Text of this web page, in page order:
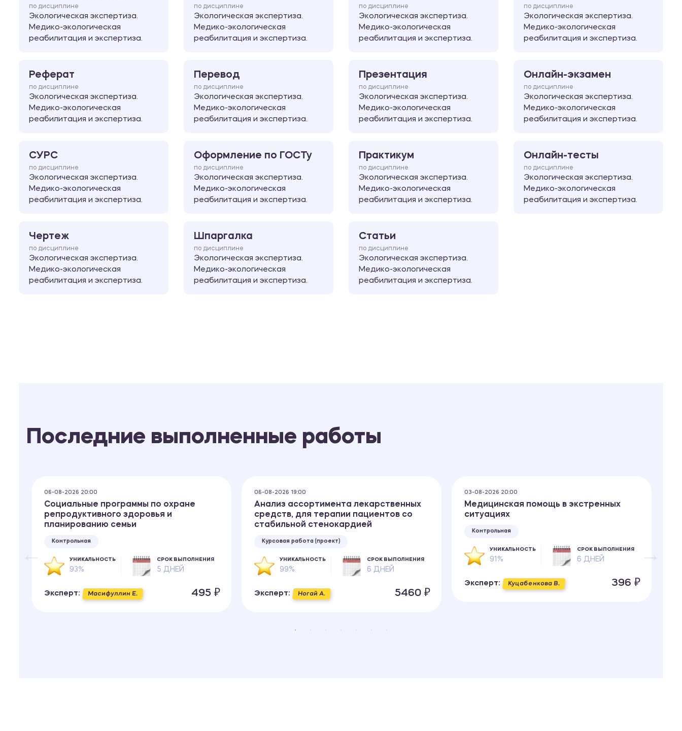
по дисциплине
Экологическая экспертиза.
Медико-экологическая
реабилитация и экспертиза.
по дисциплине
Экологическая экспертиза.
Медико-экологическая
реабилитация и экспертиза.
по дисциплине
Экологическая экспертиза.
Медико-экологическая
реабилитация и экспертиза.
по дисциплине
Экологическая экспертиза.
Медико-экологическая
реабилитация и экспертиза.
Реферат
по дисциплине
Экологическая экспертиза.
Медико-экологическая
реабилитация и экспертиза.
Перевод
по дисциплине
Экологическая экспертиза.
Медико-экологическая
реабилитация и экспертиза.
Презентация
по дисциплине
Экологическая экспертиза.
Медико-экологическая
реабилитация и экспертиза.
Онлайн-экзамен
по дисциплине
Экологическая экспертиза.
Медико-экологическая
реабилитация и экспертиза.
СУРС
по дисциплине
Экологическая экспертиза.
Медико-экологическая
реабилитация и экспертиза.
Оформление по ГОСТу
по дисциплине
Экологическая экспертиза.
Медико-экологическая
реабилитация и экспертиза.
Практикум
по дисциплине
Экологическая экспертиза.
Медико-экологическая
реабилитация и экспертиза.
Онлайн-тесты
по дисциплине
Экологическая экспертиза.
Медико-экологическая
реабилитация и экспертиза.
Чертеж
по дисциплине
Экологическая экспертиза.
Медико-экологическая
реабилитация и экспертиза.
Шпаргалка
по дисциплине
Экологическая экспертиза.
Медико-экологическая
реабилитация и экспертиза.
Статьи
по дисциплине
Экологическая экспертиза.
Медико-экологическая
реабилитация и экспертиза.
Последние выполненные работы
06-08-2026 20:00
Социальные программы по охране
репродуктивного здоровья и
планированию семьи
Контрольная
УНИКАЛЬНОСТЬ
93%
СРОК ВЫПОЛНЕНИЯ
5 ДНЕЙ
Эксперт: Масифуллин Е. 495 ₽
06-08-2026 19:00
Анализ ассортимента лекарственных
средств, для терапии пациентов со
стабильной стенокардией
Курсовая работа (проект)
УНИКАЛЬНОСТЬ
99%
СРОК ВЫПОЛНЕНИЯ
6 ДНЕЙ
Эксперт: Ногай А. 5460 ₽
03-08-2026 20:00
Медицинская помощь в экстренных
ситуациях
Контрольная
УНИКАЛЬНОСТЬ
91%
СРОК ВЫПОЛНЕНИЯ
6 ДНЕЙ
Эксперт: Куцабенкова В. 396 ₽